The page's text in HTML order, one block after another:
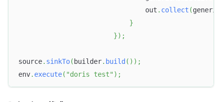
                                out
. collect (
}
}) ;
source. sinkTo( builder. build ( ) ) ;
env. execute( "doris test" ) ;